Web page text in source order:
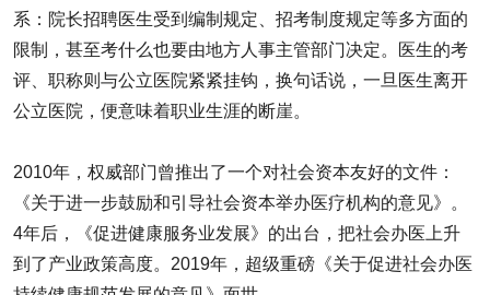
系：院长招聘医生受到编制规定、招考制度规定等多方面的
限制，甚至考什么也要由地方人事主管部门决定。医生的考
评、职称则与公立医院紧紧挂钩，换句话说，一旦医生离开
公立医院，便意味着职业生涯的断崖。
2010年，权威部门曾推出了一个对社会资本友好的文件：
《关于进一步鼓励和引导社会资本举办医疗机构的意见》。
4年后，《促进健康服务业发展》的出台，把社会办医上升
到了产业政策高度。2019年，超级重磅《关于促进社会办医